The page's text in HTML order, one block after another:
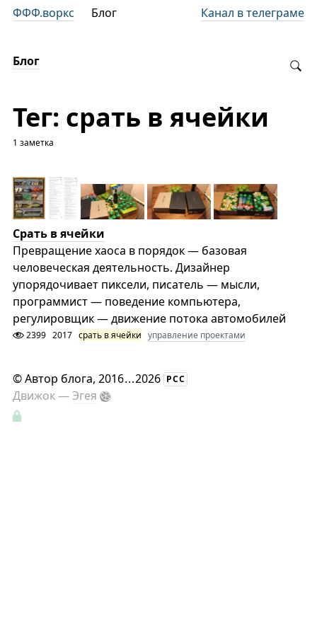
ФФФ.воркс Блог Канал в телеграме
Блог
Тег: срать в ячейки
1 заметка
Срать в ячейки
Превращение хаоса в порядок — базовая
человеческая деятельность. Дизайнер
упорядочивает пиксели, писатель — мысли,
программист — поведение компьютера,
регулировщик — движение потока автомобилей
2399 2017 срать в ячейки управление проектами
©Автор блога, 2016...2026 РСС
Движок —Эгея